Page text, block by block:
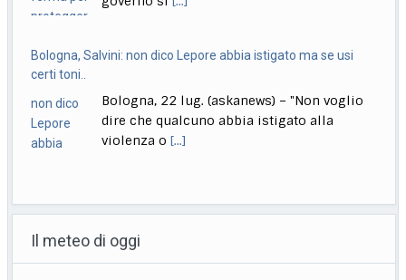
Bologna, Salvini: non dico Lepore abbia istigato ma se usi
certi toni..
Bologna, 22 lug. (askanews) – "Non voglio
dire che qualcuno abbia istigato alla
violenza o[...]
Kong"
Milano, 22 lug. (askanews) – Kaylee Hottle,
attrice diciottenne che ha recitato da
Il meteo di oggi